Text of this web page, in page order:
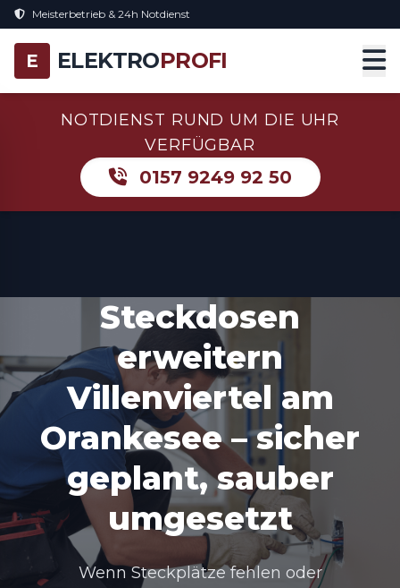
Meisterbetrieb & 24h Notdienst
E ELEKTROPROFI
NOTDIENST RUND UM DIE UHR
VERFÜGBAR
0157 9249 92 50
Steckdosen
erweitern
Villenviertel am
Orankesee – sicher
geplant, sauber
umgesetzt
Wenn Steckplätze fehlen oder